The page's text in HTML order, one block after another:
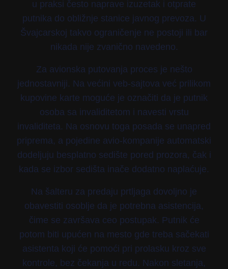
u praksi često naprave izuzetak i otprate
putnika do obližnje stanice javnog prevoza. U
Švajcarskoj takvo ograničenje ne postoji ili bar
nikada nije zvanično navedeno.
Za avionska putovanja proces je nešto
jednostavniji. Na većini veb-sajtova već prilikom
kupovine karte moguće je označiti da je putnik
osoba sa invaliditetom i navesti vrstu
invaliditeta. Na osnovu toga posada se unapred
priprema, a pojedine avio-kompanije automatski
dodeljuju besplatno sedište pored prozora, čak i
kada se izbor sedišta inače dodatno naplaćuje.
Na šalteru za predaju prtljaga dovoljno je
obavestiti osoblje da je potrebna asistencija,
čime se završava ceo postupak. Putnik će
potom biti upućen na mesto gde treba sačekati
asistenta koji će pomoći pri prolasku kroz sve
kontrole, bez čekanja u redu. Nakon sletanja,